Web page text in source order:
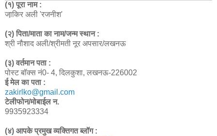
(१) पूरा नाम :
जा़किर अली 'रजनीश'
(२) पिता/माता का नाम/जन्म स्थान :
श्री नौशाद अली/श्रीमती नूर अपसार/लखनऊ
(३) वर्तमान पता :
पोस्ट बॉक्स नं0- 4, दिलकुशा, लखनऊ-226002
ई मेल का पता :
zakirlko@gmail.com
टेलीफोन/मोबाईल न.
9935923334
(४) आपके प्रमुख व्यक्तिगत ब्लॉग :